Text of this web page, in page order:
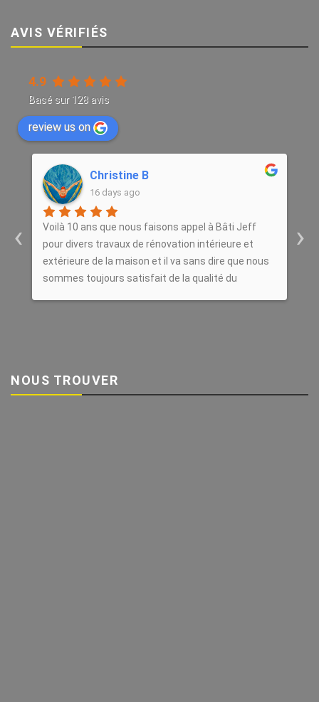
AVIS VÉRIFIÉS
4.9
Basé sur 128 avis
review us on
Christine B
16 days ago
Voilà 10 ans que nous faisons appel à Bâti Jeff
pour divers travaux de rénovation intérieure et
extérieure de la maison et il va sans dire que nous
sommes toujours satisfait de la qualité du
‹ ›
NOUS TROUVER